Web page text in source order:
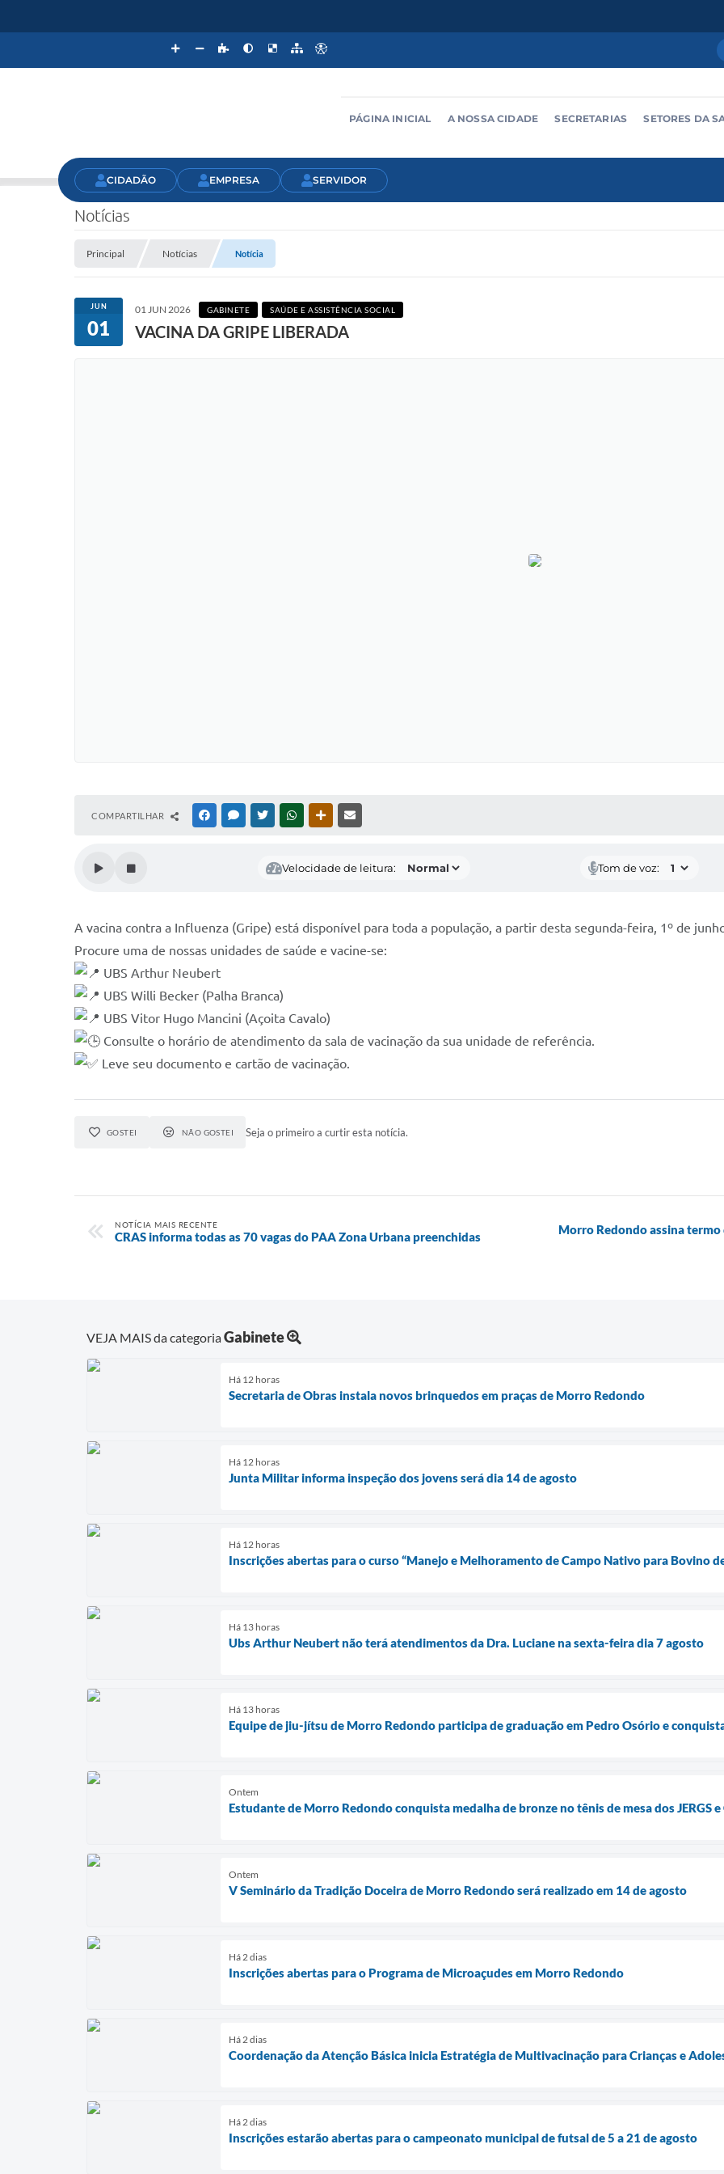
PÁGINA INICIAL A NOSSA CIDADE SECRETARIAS SETORES DA
CIDADÃO EMPRESA SERVIDOR
Notícias
Principal Notícias Notícia
JUN
01
01 JUN 2026 GABINETE SAÚDE E ASSISTÊNCIA SOCIAL
VACINA DA GRIPE LIBERADA
COMPARTILHAR FACEBOOKMESSENGER
TWITTERWHATSAPPOUTRAS MÍDIAS
Velocidade de leitura: Tom de voz:
A vacina contra a Influenza (Gripe) está disponível para toda a população, a partir desta segunda-feira, 1º de
Procure uma de nossas unidades de saúde e vacine-se:
UBS Arthur Neubert
UBS Willi Becker (Palha Branca)
UBS Vitor Hugo Mancini (Açoita Cavalo)
Consulte o horário de atendimento da sala de vacinação da sua unidade de referência.
Leve seu documento e cartão de vacinação.
GOSTEI NÃO GOSTEI Seja o primeiro a curtir esta notícia.
NOTÍCIA MAIS RECENTE
CRAS informa todas as 70 vagas do PAA Zona Urbana preenchidas
Morro Redondo assina
VEJA MAIS da categoriaGabinete
Há 12 horas
Secretaria de Obras instala novos brinquedos em praças de Morro Redondo
Há 12 horas
Junta Militar informa inspeção dos jovens será dia 14 de agosto
Há 12 horas
Inscrições abertas para o curso “Manejo e Melhoramento de Campo Nativo para Bovino
Há 13 horas
Ubs Arthur Neubert não terá atendimentos da Dra. Luciane na sexta-feira dia 7 agosto
Há 13 horas
Equipe de jiu-jítsu de Morro Redondo participa de graduação em Pedro Osório e
Ontem
Estudante de Morro Redondo conquista medalha de bronze no tênis de mesa dos JERGS e
Ontem
V Seminário da Tradição Doceira de Morro Redondo será realizado em 14 de agosto
Há 2 dias
Inscrições abertas para o Programa de Microaçudes em Morro Redondo
Há 2 dias
Coordenação da Atenção Básica inicia Estratégia de Multivacinação para Crianças e
Há 2 dias
Inscrições estarão abertas para o campeonato municipal de futsal de 5 a 21 de agosto